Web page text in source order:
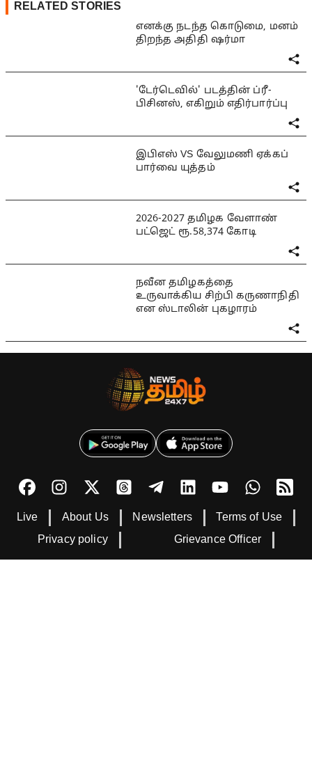
RELATED STORIES
எனக்கு நடந்த கொடுமை, மனம்
திறந்த அதிதி ஷர்மா
'டேர்டெவில்' படத்தின் ப்ரீ-
பிசினஸ், எகிறும் எதிர்பார்ப்பு
இபிஎஸ் VS வேலுமணி ஏக்கப்
பார்வை யுத்தம்
2026-2027 தமிழக வேளாண்
பட்ஜெட் ரூ.58,374 கோடி
நவீன தமிழகத்தை
உருவாக்கிய சிற்பி கருணாநிதி
என ஸ்டாலின் புகழாரம்
Live About Us Newsletters
Terms of Use
Privacy policy
Grievance Officer